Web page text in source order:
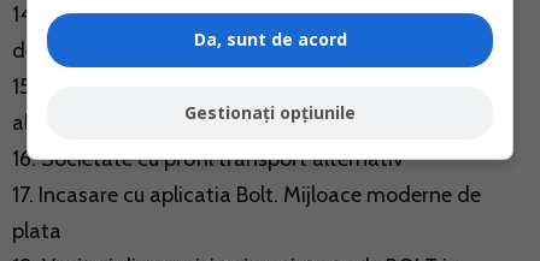
14. PFA activitate Bolt. Stabilirea venitului realizat si
deductibilitatea taxelor Bolt...detalii aici >>
15. Cod special de TVA. Prestari servicii de transport
alternativ (Uber)
16. Societate cu profil transport alternativ
17. Incasare cu aplicatia Bolt. Mijloace moderne de
plata
Da, sunt de acord
Gestionați opțiunile